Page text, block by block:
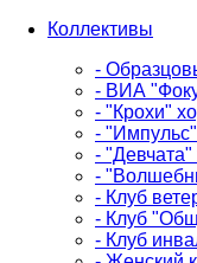
Коллективы
-
- ВИА
- "Крохи"
-
- "Девчата"
-
- Клуб
- Клуб
- Клуб